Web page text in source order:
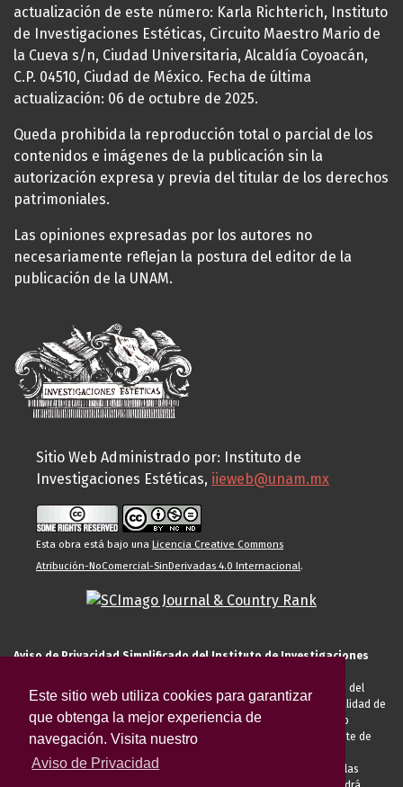
Este sitio web utiliza cookies para garantizar
que obtenga la mejor experiencia de
navegación. Visita nuestro
Aviso de Privacidad
actualización de este número: Karla Richterich, Instituto
de Investigaciones Estéticas, Circuito Maestro Mario de
la Cueva s/n, Ciudad Universitaria, Alcaldía Coyoacán,
C.P. 04510, Ciudad de México. Fecha de última
actualización: 06 de octubre de 2025.
Queda prohibida la reproducción total o parcial de los
contenidos e imágenes de la publicación sin la
autorización expresa y previa del titular de los derechos
patrimoniales.
Las opiniones expresadas por los autores no
necesariamente reflejan la postura del editor de la
publicación de la UNAM.
Sitio Web Administrado por: Instituto de
Investigaciones Estéticas, iieweb@unam.mx
Esta obra está bajo una Licencia Creative Commons
Atribución-NoComercial-SinDerivadas 4.0 Internacional.
Aviso de Privacidad Simplificado del Instituto de Investigaciones
El Instituto de Investigaciones Estéticas de la UNAM, es responsable del
tratamiento de sus datos personales para el registro de usted en calidad de
alumno, docente, personal de la entidad académica, conferencista o
invitado externo (nacional o extranjero), visitante, proveedor o cliente de
anteriormente descritas u otras aquellas exigidas legalmente o por las